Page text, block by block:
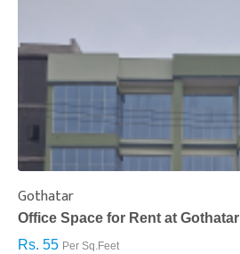
Gothatar
Office Space for Rent at Gothatar
Rs. 55 Per Sq.Feet